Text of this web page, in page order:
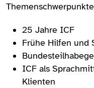
25 Jahre ICF
Frühe Hilfen und
ICF als
Klienten